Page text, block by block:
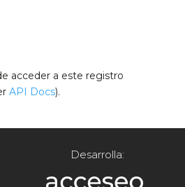
acceder a este registro
API Docs).
Desarrolla: